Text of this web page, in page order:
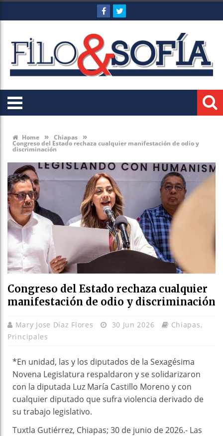
Home » Chiapas »
Congreso del Estado rechaza cualquier manifestación de odio y
discriminación
Congreso del Estado rechaza cualquier
manifestación de odio y discriminación
Mary Jose Díaz Flores 30 Jun 2026 Chiapas,
Principales
*En unidad, las y los diputados de la Sexagésima
Novena Legislatura respaldaron y se solidarizaron
con la diputada Luz María Castillo Moreno y con
cualquier diputado que sufra violencia derivado de
su trabajo legislativo.
Tuxtla Gutiérrez, Chiapas; 30 de junio de 2026.- Las